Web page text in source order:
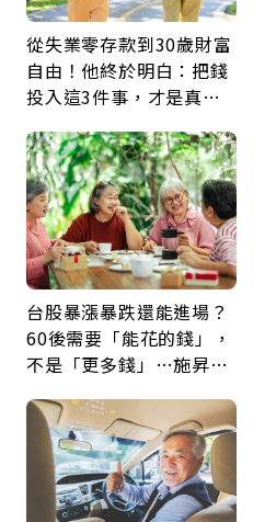
從失業零存款到30歲財富
自由！他終於明白：把錢
投入這3件事，才是真正
台股暴漲暴跌還能進場？
60後需要「能花的錢」，
不是「更多錢」…施昇
票